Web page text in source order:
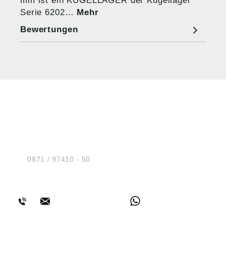
Serie 6202… Mehr
Bewertungen
Tel.:0871 / 97410 - 50